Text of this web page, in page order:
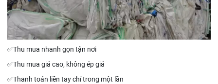
✅Thu mua nhanh gọn tận nơi
✅Thu mua giá cao, không ép giá
✅Thanh toán liền tay chỉ trong một lần